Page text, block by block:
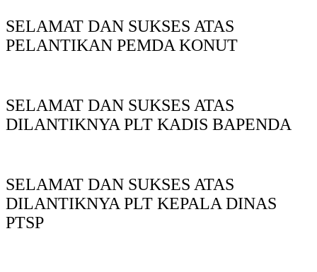
SELAMAT DAN SUKSES ATAS
PELANTIKAN PEMDA KONUT
SELAMAT DAN SUKSES ATAS
DILANTIKNYA PLT KADIS BAPENDA
SELAMAT DAN SUKSES ATAS
DILANTIKNYA PLT KEPALA DINAS
PTSP